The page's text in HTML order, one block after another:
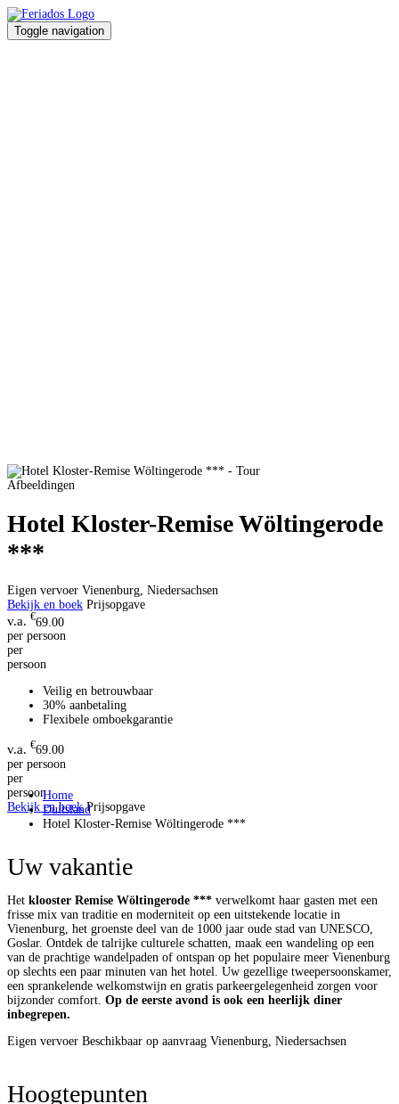
Toggle navigation
Afbeeldingen
Hotel Kloster-Remise Wöltingerode
***
Eigen vervoer Vienenburg, Niedersachsen
Bekijk en boek Prijsopgave
€69.00
per persoon
per
persoon
Veilig en betrouwbaar
30% aanbetaling
Flexibele omboekgarantie
€69.00
per persoon
per
persoon
Bekijk en boek Prijsopgave
Home
Duitsland
Hotel Kloster-Remise Wöltingerode ***
Uw vakantie
Het klooster Remise Wöltingerode *** verwelkomt haar gasten met een
frisse mix van traditie en moderniteit op een uitstekende locatie in
Vienenburg, het groenste deel van de 1000 jaar oude stad van UNESCO,
Goslar. Ontdek de talrijke culturele schatten, maak een wandeling op een
van de prachtige wandelpaden of ontspan op het populaire meer Vienenburg
op slechts een paar minuten van het hotel. Uw gezellige tweepersoonskamer,
een sprankelende welkomstwijn en gratis parkeergelegenheid zorgen voor
bijzonder comfort. Op de eerste avond is ook een heerlijk diner
inbegrepen.
Eigen vervoer Beschikbaar op aanvraag Vienenburg, Niedersachsen
Hoogtepunten